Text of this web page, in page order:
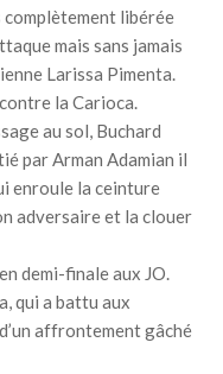
complètement libérée
mais sans jamais
Larissa Pimenta.
la Carioca.
au sol, Buchard
par Arman Adamian il
enroule la ceinture
adversaire et la clouer
demi-finale aux JO.
qui a battu aux
affrontement gâché